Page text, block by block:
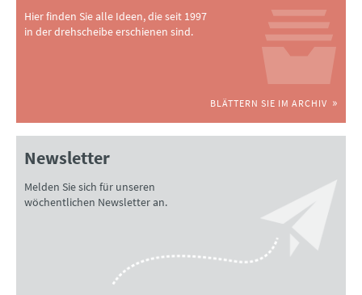
Hier finden Sie alle Ideen, die seit 1997
in der drehscheibe erschienen sind.
BLÄTTERN SIE IM ARCHIV
Newsletter
Melden Sie sich für unseren
wöchentlichen Newsletter an.